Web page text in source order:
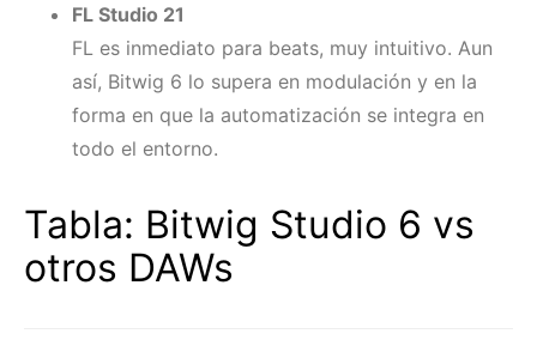
FL Studio 21
FL es inmediato para beats, muy intuitivo. Aun
así, Bitwig 6 lo supera en modulación y en la
forma en que la automatización se integra en
todo el entorno.
Tabla: Bitwig Studio 6 vs
otros DAWs